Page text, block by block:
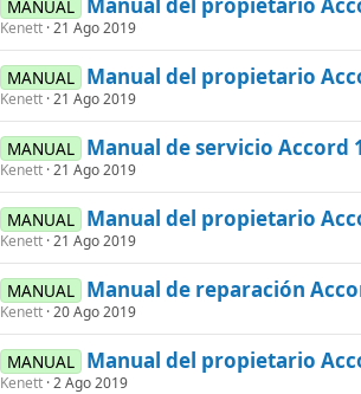
MANUAL
Kenett 21 Ago 2019
MANUAL Manual del propietario
Kenett 21 Ago 2019
MANUAL Manual de servicio Accord
Kenett 21 Ago 2019
MANUAL Manual del propietario
Kenett 21 Ago 2019
MANUAL Manual de reparación
Kenett 20 Ago 2019
MANUAL Manual del propietario
Kenett 2 Ago 2019